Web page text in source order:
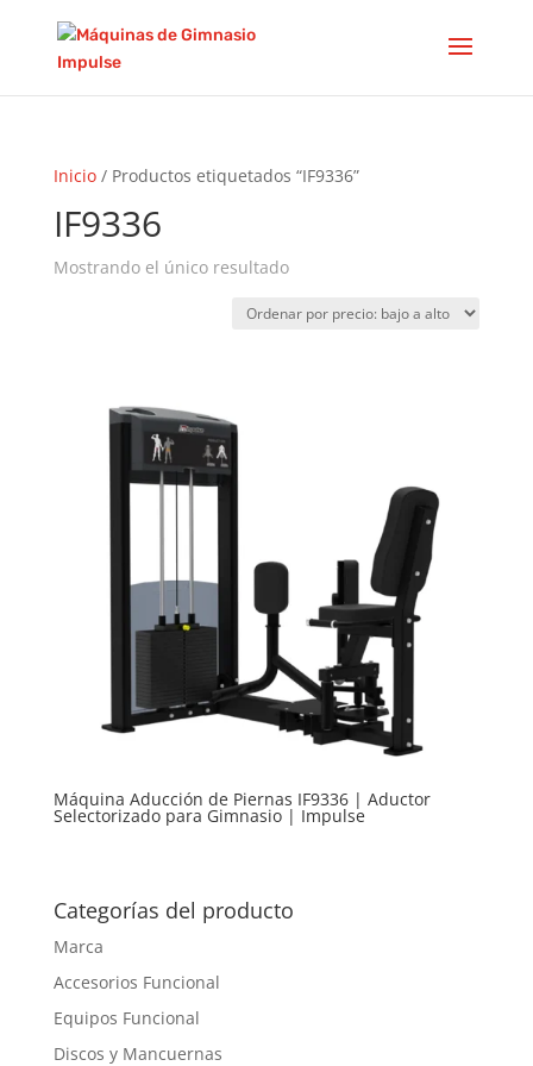
Inicio/ Productos etiquetados “IF9336”
IF9336
Mostrando el único resultado
Máquina Aducción de Piernas IF9336 | Aductor
Selectorizado para Gimnasio | Impulse
Categorías del producto
Marca
Accesorios Funcional
Equipos Funcional
Discos y Mancuernas